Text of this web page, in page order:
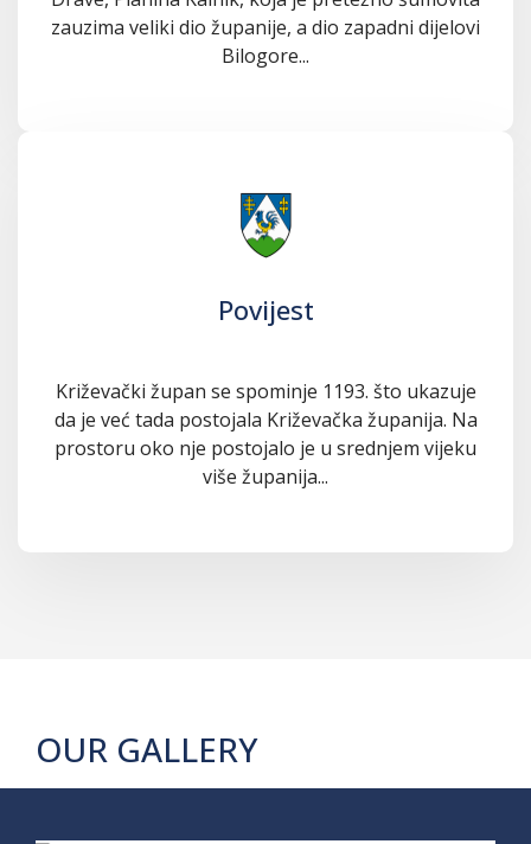
zauzima veliki dio županije, a dio zapadni dijelovi
Bilogore...
Povijest
Križevački župan se spominje 1193. što ukazuje
da je već tada postojala Križevačka županija. Na
prostoru oko nje postojalo je u srednjem vijeku
više županija...
OUR GALLERY